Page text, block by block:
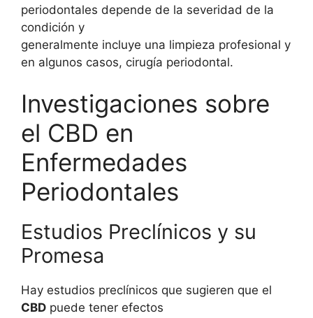
periodontales depende de la severidad de la
condición y
generalmente incluye una limpieza profesional y
en algunos casos, cirugía periodontal.
Investigaciones sobre
el CBD en
Enfermedades
Periodontales
Estudios Preclínicos y su
Promesa
Hay estudios preclínicos que sugieren que el
CBD puede tener efectos